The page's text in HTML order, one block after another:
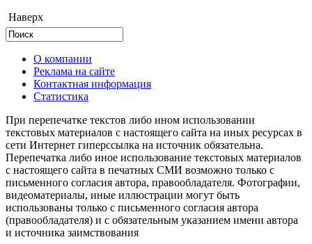
Наверх
О компании
Реклама на сайте
Контактная информация
Статистика
При перепечатке текстов либо ином использовании
текстовых материалов с настоящего сайта на иных ресурсах в
сети Интернет гиперссылка на источник обязательна.
Перепечатка либо иное использование текстовых материалов
с настоящего сайта в печатных СМИ возможно только с
письменного согласия автора, правообладателя. Фотографии,
видеоматериалы, иные иллюстрации могут быть
использованы только с письменного согласия автора
(правообладателя) и с обязательным указанием имени автора
и источника заимствования